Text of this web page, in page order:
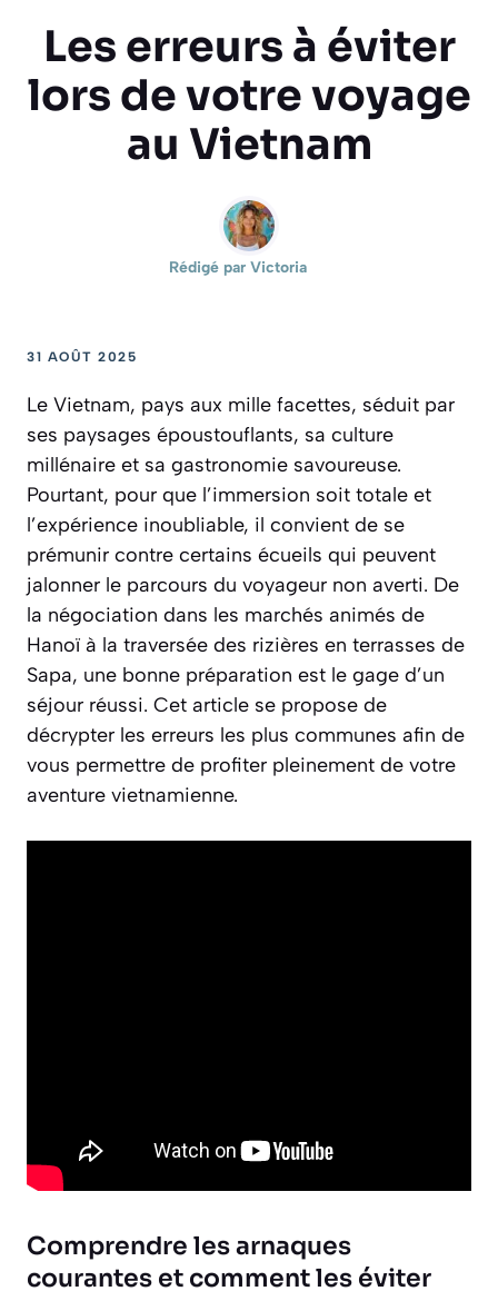
Les erreurs à éviter
lors de votre voyage
au Vietnam
Rédigé par Victoria
31 AOÛT 2025
Le Vietnam, pays aux mille facettes, séduit par
ses paysages époustouflants, sa culture
millénaire et sa gastronomie savoureuse.
Pourtant, pour que l’immersion soit totale et
l’expérience inoubliable, il convient de se
prémunir contre certains écueils qui peuvent
jalonner le parcours du voyageur non averti. De
la négociation dans les marchés animés de
Hanoï à la traversée des rizières en terrasses de
Sapa, une bonne préparation est le gage d’un
séjour réussi. Cet article se propose de
décrypter les erreurs les plus communes afin de
vous permettre de profiter pleinement de votre
aventure vietnamienne.
Comprendre les arnaques
courantes et comment les éviter